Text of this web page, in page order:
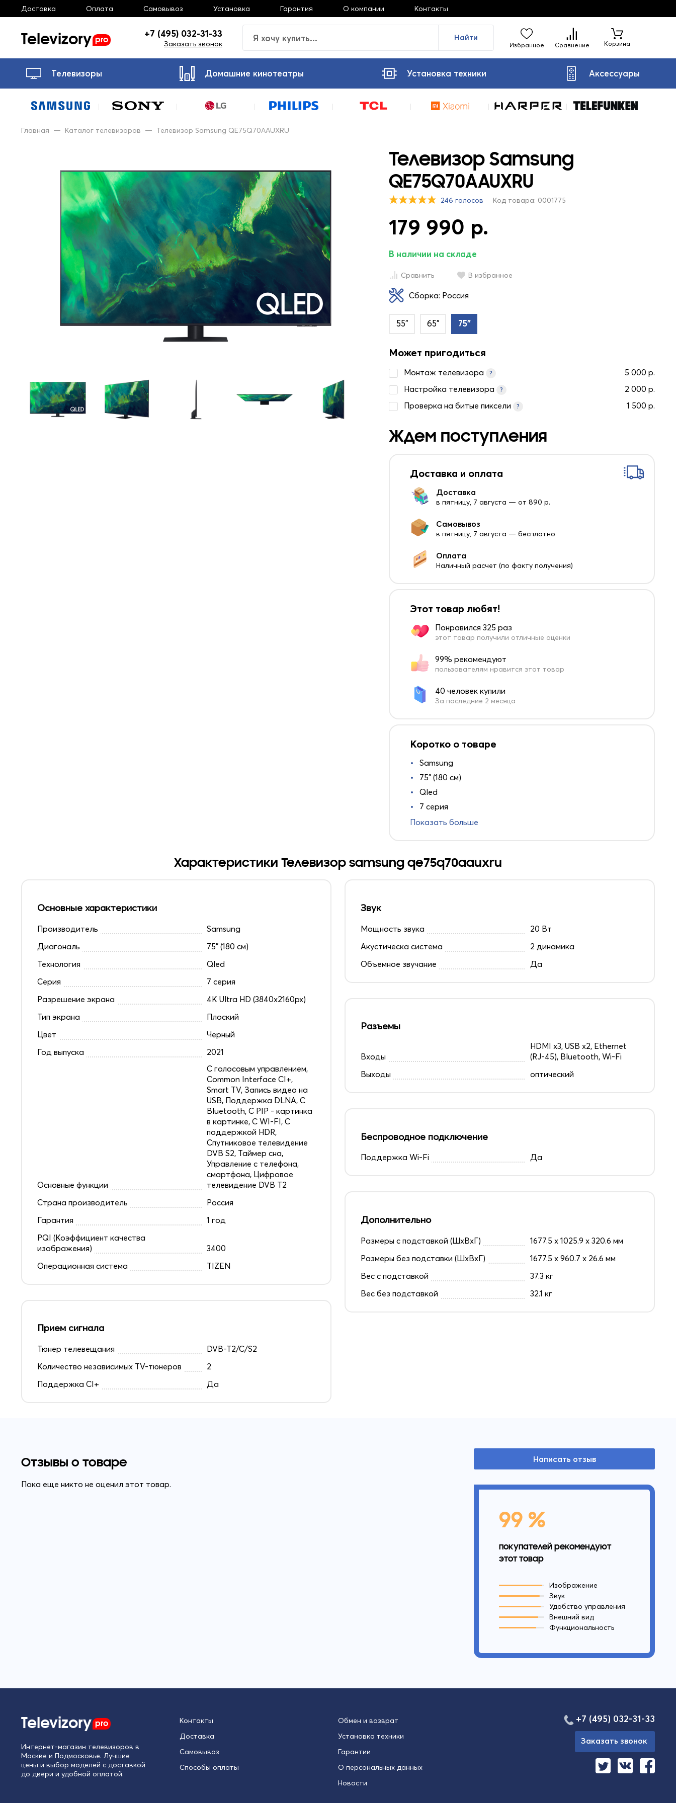
Доставка Оплата Самовывоз Установка Гарантия О компании Контакты
Televizory pro +7 (495) 032-31-33
Заказать звонок
Найти
Избранное Сравнение Корзина
Телевизоры Домашние кинотеатры Установка техники Аксессуары
Главная — Каталог телевизоров — Телевизор Samsung QE75Q70AAUXRU
Телевизор Samsung
QE75Q70AAUXRU
246 голосов Код товара: 0001775
179 990 р.
В наличии на складе
Сравнить В избранное
Сборка: Россия
55" 65" 75"
Может пригодиться
Монтаж телевизора ?
5 000 р.
Настройка телевизора
?
2 000 р.
Проверка на битые пиксели
? 1 500 р.
Ждем поступления
Доставка и оплата
Доставка
в пятницу, 7 августа — от 890 р.
Самовывоз
в пятницу, 7 августа — бесплатно
Оплата
Наличный расчет (по факту получения)
Этот товар любят!
Понравился 325 раз
этот товар получили отличные оценки
99% рекомендуют
пользователям нравится этот товар
40 человек купили
За последние 2 месяца
Коротко о товаре
Samsung
75" (180 см)
Qled
7 серия
Показать больше
Характеристики Телевизор samsung qe75q70aauxru
Основные характеристики
Производитель
Samsung
Диагональ
75" (180 см)
Технология
Qled
Серия
7 серия
Разрешение экрана
4K Ultra HD (3840x2160px)
Тип экрана
Плоский
Цвет
Черный
Год выпуска
2021
Основные функции
C голосовым управлением,
Common Interface CI+,
Smart TV, Запись видео на
USB, Поддержка DLNA, С
Bluetooth, С PIP - картинка
в картинке, С WI-FI, С
поддержкой HDR,
Спутниковое телевидение
DVB S2, Таймер сна,
Управление с телефона,
смартфона, Цифровое
телевидение DVB T2
Страна производитель
Россия
Гарантия
1 год
PQI (Коэффициент качества
изображения)
3400
Операционная система
TIZEN
Прием сигнала
Тюнер телевещания
DVB-T2/C/S2
Количество независимых TV-тюнеров
2
Поддержка CI+
Да
Звук
Мощность звука
20 Вт
Акустическа система
2 динамика
Объемное звучание
Да
Разъемы
Входы
HDMI x3, USB x2, Ethernet
(RJ-45), Bluetooth, Wi-Fi
Выходы
оптический
Беспроводное подключение
Поддержка Wi-Fi Да
Дополнительно
Размеры с подставкой (ШxВxГ)
1677.5 x 1025.9 x 320.6 мм
Размеры без подставки (ШxВxГ)
1677.5 x 960.7 x 26.6 мм
Вес с подставкой
37.3 кг
Вес без подставкой
32.1 кг
Отзывы о товаре
Пока еще никто не оценил этот товар.
Написать отзыв
99 %
покупателей рекомендуют
этот товар
Изображение
Звук
Удобство управления
Внешний вид
Функциональность
Televizory pro
Интернет-магазин телевизоров в
Москве и Подмосковье. Лучшие
цены и выбор моделей с доставкой
до двери и удобной оплатой.
Контакты
Доставка
Самовывоз
Способы оплаты
Обмен и возврат
Установка техники
Гарантии
О персональных данных
Новости
+7 (495) 032-31-33
Заказать звонок